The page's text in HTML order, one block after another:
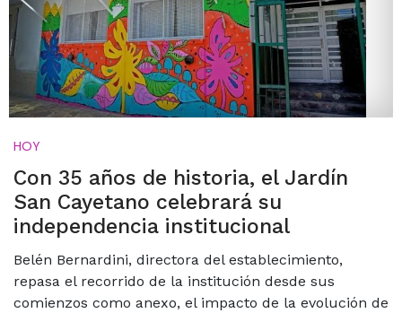
HOY
Con 35 años de historia, el Jardín
San Cayetano celebrará su
independencia institucional
Belén Bernardini, directora del establecimiento,
repasa el recorrido de la institución desde sus
comienzos como anexo, el impacto de la evolución de